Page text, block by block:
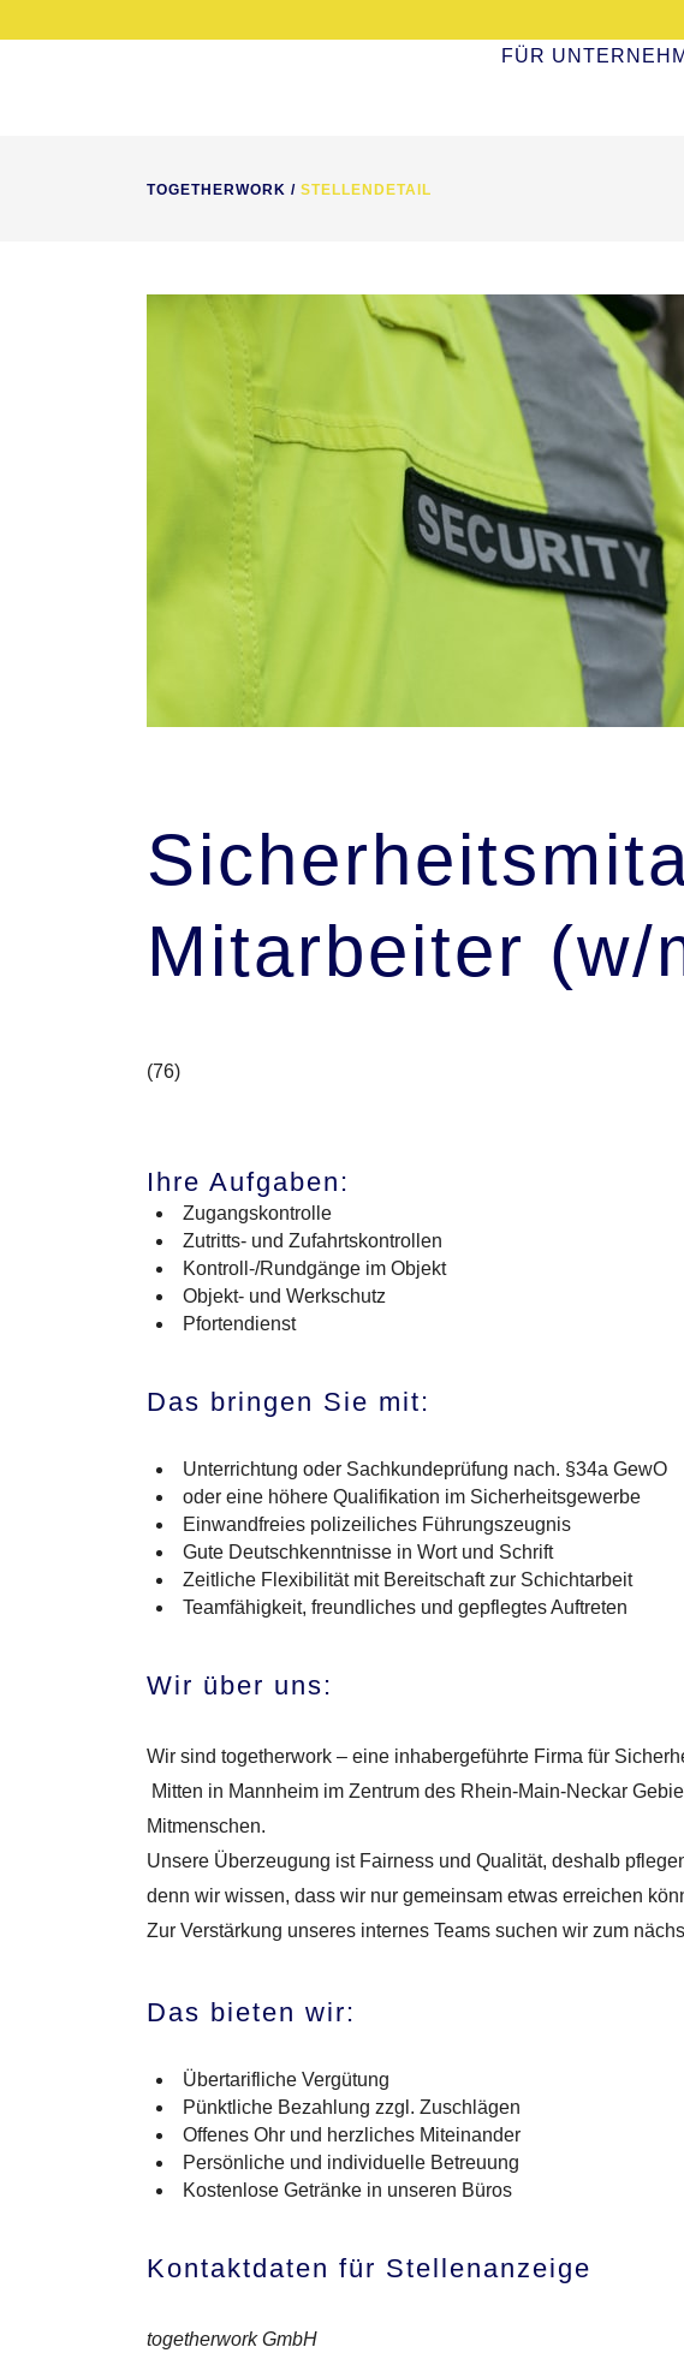
FÜR
TOGETHERWORK / STELLENDETAIL
Mitarbeiter (w/
(76)
Ihre Aufgaben:
Zugangskontrolle
Zutritts- und Zufahrtskontrollen
Kontroll-/Rundgänge im Objekt
Objekt- und Werkschutz
Pfortendienst
Das bringen Sie mit:
Unterrichtung oder Sachkundeprüfung nach. §34a GewO
oder eine höhere Qualifikation im Sicherheitsgewerbe
Einwandfreies polizeiliches Führungszeugnis
Gute Deutschkenntnisse in Wort und Schrift
Zeitliche Flexibilität mit Bereitschaft zur Schichtarbeit
Teamfähigkeit, freundliches und gepflegtes Auftreten
Wir über uns:
Wir sind togetherwork – eine inhabergeführte Firma für
Mitten in Mannheim im Zentrum des Rhein-Main-Neckar
Mitmenschen.
Unsere Überzeugung ist Fairness und Qualität, deshalb
denn wir wissen, dass wir nur gemeinsam etwas erreichen
Zur Verstärkung unseres internes Teams suchen wir zum
Das bieten wir:
Übertarifliche Vergütung
Pünktliche Bezahlung zzgl. Zuschlägen
Offenes Ohr und herzliches Miteinander
Persönliche und individuelle Betreuung
Kostenlose Getränke in unseren Büros
Kontaktdaten für Stellenanzeige
togetherwork GmbH